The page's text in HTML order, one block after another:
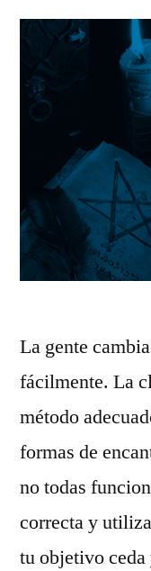
La gente
fácilmente. La
método
formas de
no todas
correcta y
tu objetivo ceda